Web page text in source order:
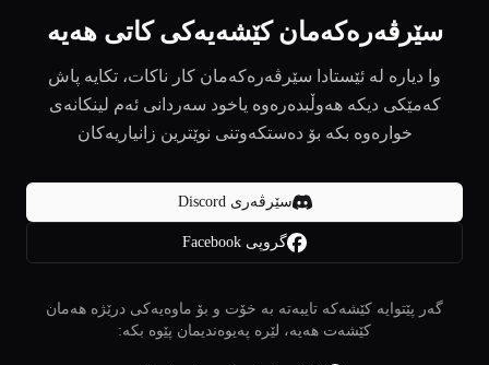
سێرڤەرەکەمان کێشەیەکی کاتی هەیە
وا دیارە لە ئێستادا سێرڤەرەکەمان کار ناکات، تکایە پاش
کەمێکی دیکە هەوڵبدەرەوە یاخود سەردانی ئەم لینکانەی
خوارەوە بکە بۆ دەستکەوتنی نوێترین زانیاریەکان
سێرڤەری Discord
گروپی Facebook
گەر پێتوایە کێشەکە تایبەتە بە خۆت و بۆ ماوەیەکی درێژە هەمان
کێشەت هەیە، لێرە پەیوەندیمان پێوە بکە: